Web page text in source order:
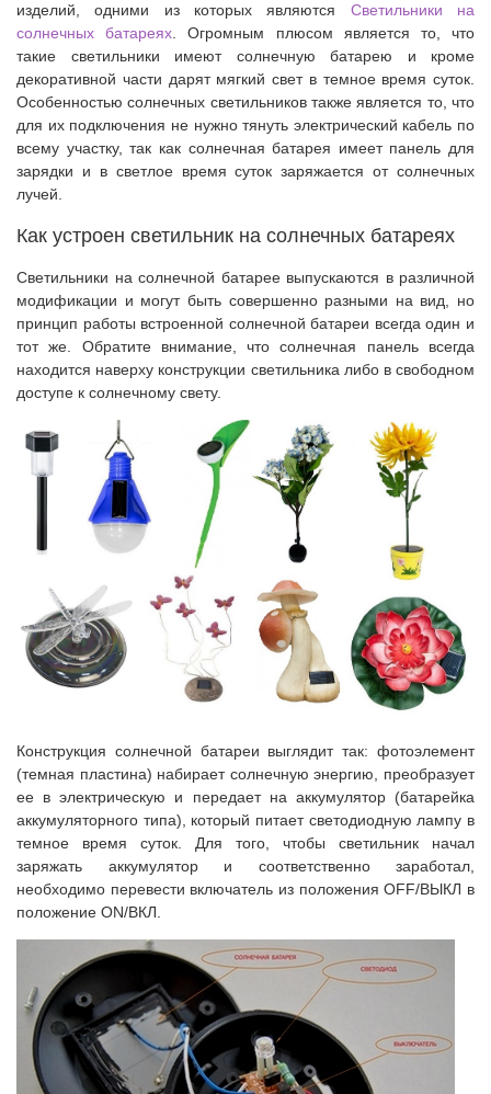
изделий, одними из которых являются Светильники на
солнечных батареях . Огромным плюсом является то, что
такие светильники имеют солнечную батарею и кроме
декоративной части дарят мягкий свет в темное время суток.
Особенностью солнечных светильников также является то, что
для их подключения не нужно тянуть электрический кабель по
всему участку, так как солнечная батарея имеет панель для
зарядки и в светлое время суток заряжается от солнечных
лучей.
Как устроен светильник на солнечных батареях
Светильники на солнечной батарее выпускаются в различной
модификации и могут быть совершенно разными на вид, но
принцип работы встроенной солнечной батареи всегда один и
тот же. Обратите внимание, что солнечная панель всегда
находится наверху конструкции светильника либо в свободном
доступе к солнечному свету.
Конструкция солнечной батареи выглядит так: фотоэлемент
(темная пластина) набирает солнечную энергию, преобразует
ее в электрическую и передает на аккумулятор (батарейка
аккумуляторного типа), который питает светодиодную лампу в
темное время суток. Для того, чтобы светильник начал
заряжать аккумулятор и соответственно заработал,
необходимо перевести включатель из положения OFF/ВЫКЛ в
положение ON/ВКЛ.